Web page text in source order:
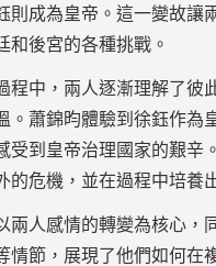
則成為皇帝。這一變故讓
和後宮的各種挑戰。
程中，兩人逐漸理解了彼
。蕭錦昀體驗到徐鈺作為
受到皇帝治理國家的艱辛
的危機，並在過程中培養
兩人感情的轉變為核心，
情節，展現了他們如何在